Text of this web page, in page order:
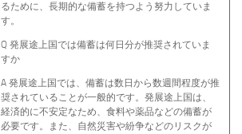
るために、長期的な備蓄を持つよう努力していま
す。
Q 発展途上国では備蓄は何日分が推奨されていま
すか
A 発展途上国では、備蓄は数日から数週間程度が推
奨されていることが一般的です。発展途上国は、
経済的に不安定なため、食料や薬品などの備蓄が
必要です。また、自然災害や紛争などのリスクが